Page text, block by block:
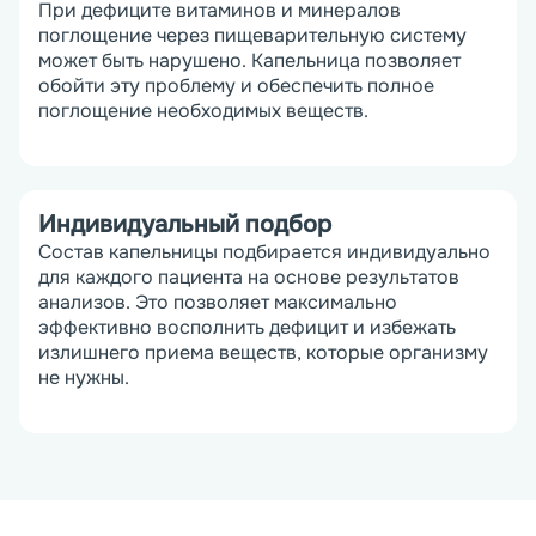
При дефиците витаминов и минералов
поглощение через пищеварительную систему
может быть нарушено. Капельница позволяет
обойти эту проблему и обеспечить полное
поглощение необходимых веществ.
Индивидуальный подбор
Состав капельницы подбирается индивидуально
для каждого пациента на основе результатов
анализов. Это позволяет максимально
эффективно восполнить дефицит и избежать
излишнего приема веществ, которые организму
не нужны.